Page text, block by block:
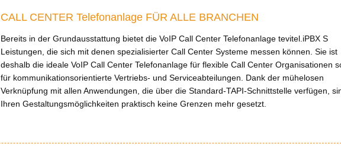
CALL CENTER Telefonanlage FÜR ALLE BRANCHEN
Bereits in der Grundausstattung bietet die VoIP Call Center Telefonanlage tevitel.iPBX S
Leistungen, die sich mit denen spezialisierter Call Center Systeme messen können. Sie ist
deshalb die ideale VoIP Call Center Telefonanlage für flexible Call Center Organisationen
für kommunikationsorientierte Vertriebs- und Serviceabteilungen. Dank der mühelosen
Verknüpfung mit allen Anwendungen, die über die Standard-TAPI-Schnittstelle verfügen,
Ihren Gestaltungsmöglichkeiten praktisch keine Grenzen mehr gesetzt.